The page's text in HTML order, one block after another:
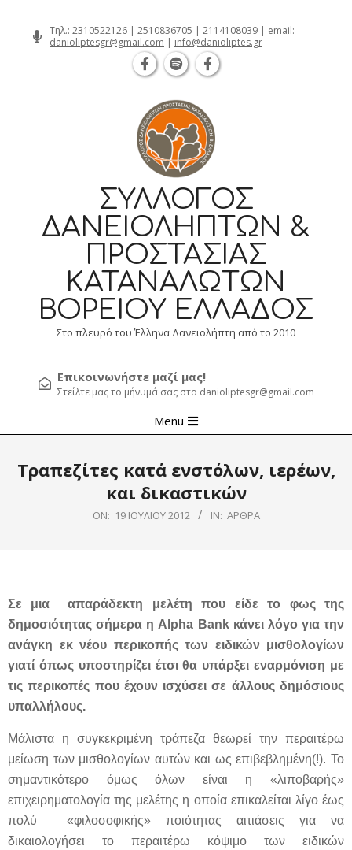
Τηλ.: 2310522126 | 2510836705 | 2114108039 | email:
danioliptesgr@gmail.com | info@danioliptes.gr
ΣΎΛΛΟΓΟΣ
ΔΑΝΕΙΟΛΗΠΤΏΝ &
ΠΡΟΣΤΑΣΊΑΣ
ΚΑΤΑΝΑΛΩΤΏΝ
ΒΟΡΕΊΟΥ ΕΛΛΆΔΟΣ
Στο πλευρό του Έλληνα Δανειολήπτη από το 2010
Επικοινωνήστε μαζί μας!
Στείλτε μας το μήνυμά σας στο danioliptesgr@gmail.com
Navigation
Menu
Τραπεζίτες κατά ενστόλων, ιερέων,
και δικαστικών
ON: 19 ΙΟΥΛΊΟΥ 2012 IN: ΆΡΘΡΑ
Σε μια απαράδεκτη μελέτη που είδε το φως της
δημοσιότητας σήμερα η Alpha Bank κάνει λόγο για την
ανάγκη εκ νέου περικοπής των ειδικών μισθολογίων
γιατί όπως υποστηρίζει έτσι θα υπάρξει εναρμόνιση με
τις περικοπές που έχουν ισχύσει σε άλλους δημόσιους
υπαλλήλους.
Μάλιστα η συγκεκριμένη τράπεζα θεωρεί την περαιτέρω
μείωση των μισθολογίων αυτών και ως επιβεβλημένη(!). Το
σημαντικότερο όμως όλων είναι η «λιποβαρής»
επιχειρηματολογία της μελέτης η οποία επικαλείται λίγο έως
πολύ «φιλοσοφικής» ποιότητας αιτιάσεις για να
δικαιολογήσει το περαιτέρω κόψιμο των ειδικών